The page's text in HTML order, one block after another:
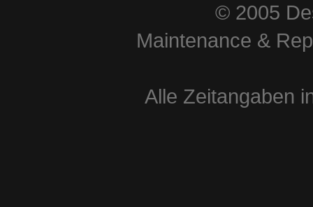
© 2005
Maintenance &
Alle Zeitangaben